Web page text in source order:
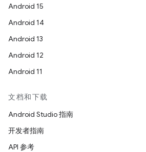
Android 15
Android 14
Android 13
Android 12
Android 11
文档和下载
Android Studio 指南
开发者指南
API 参考